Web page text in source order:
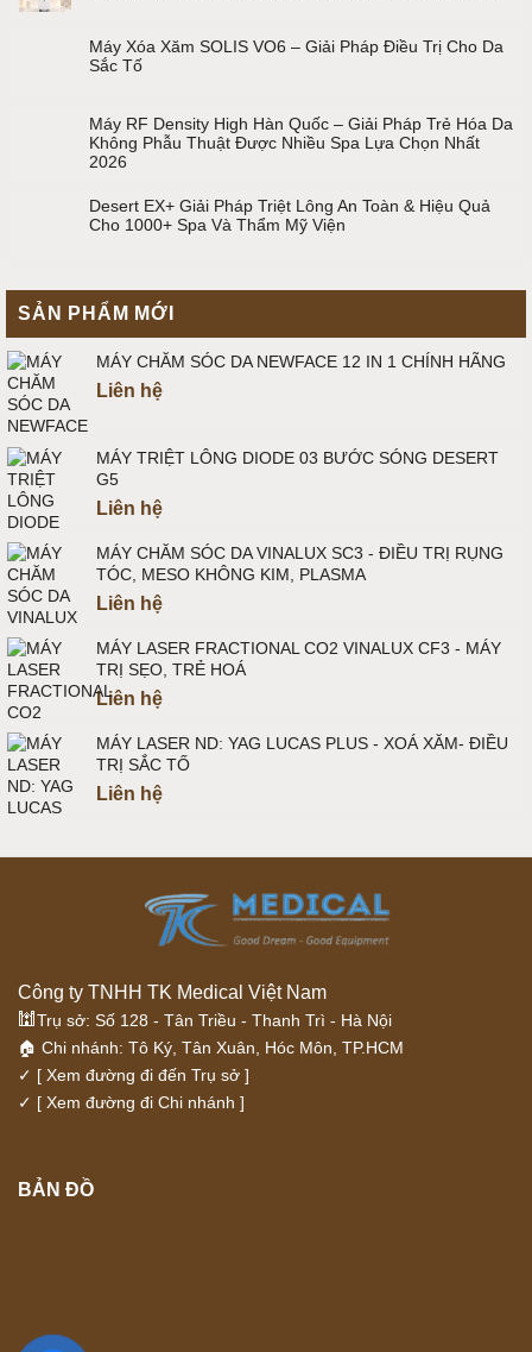
Máy Xóa Xăm SOLIS VO6 – Giải Pháp Điều Trị Cho Da
Sắc Tố
Máy RF Density High Hàn Quốc – Giải Pháp Trẻ Hóa Da
Không Phẫu Thuật Được Nhiều Spa Lựa Chọn Nhất
2026
Desert EX+ Giải Pháp Triệt Lông An Toàn & Hiệu Quả
Cho 1000+ Spa Và Thẩm Mỹ Viện
SẢN PHẨM MỚI
MÁY CHĂM SÓC DA NEWFACE 12 IN 1 CHÍNH HÃNG
Liên hệ
MÁY TRIỆT LÔNG DIODE 03 BƯỚC SÓNG DESERT
G5
Liên hệ
MÁY CHĂM SÓC DA VINALUX SC3 - ĐIỀU TRỊ RỤNG
TÓC, MESO KHÔNG KIM, PLASMA
Liên hệ
MÁY LASER FRACTIONAL CO2 VINALUX CF3 - MÁY
TRỊ SẸO, TRẺ HOÁ
Liên hệ
MÁY LASER ND: YAG LUCAS PLUS - XOÁ XĂM- ĐIỀU
TRỊ SẮC TỐ
Liên hệ
Công ty TNHH TK Medical Việt Nam
🕍 Trụ sở: Số 128 - Tân Triều - Thanh Trì - Hà Nội
🏠 Chi nhánh: Tô Ký, Tân Xuân, Hóc Môn, TP.HCM
✓ [ Xem đường đi đến Trụ sở ]
✓ [ Xem đường đi Chi nhánh ]
BẢN ĐỒ